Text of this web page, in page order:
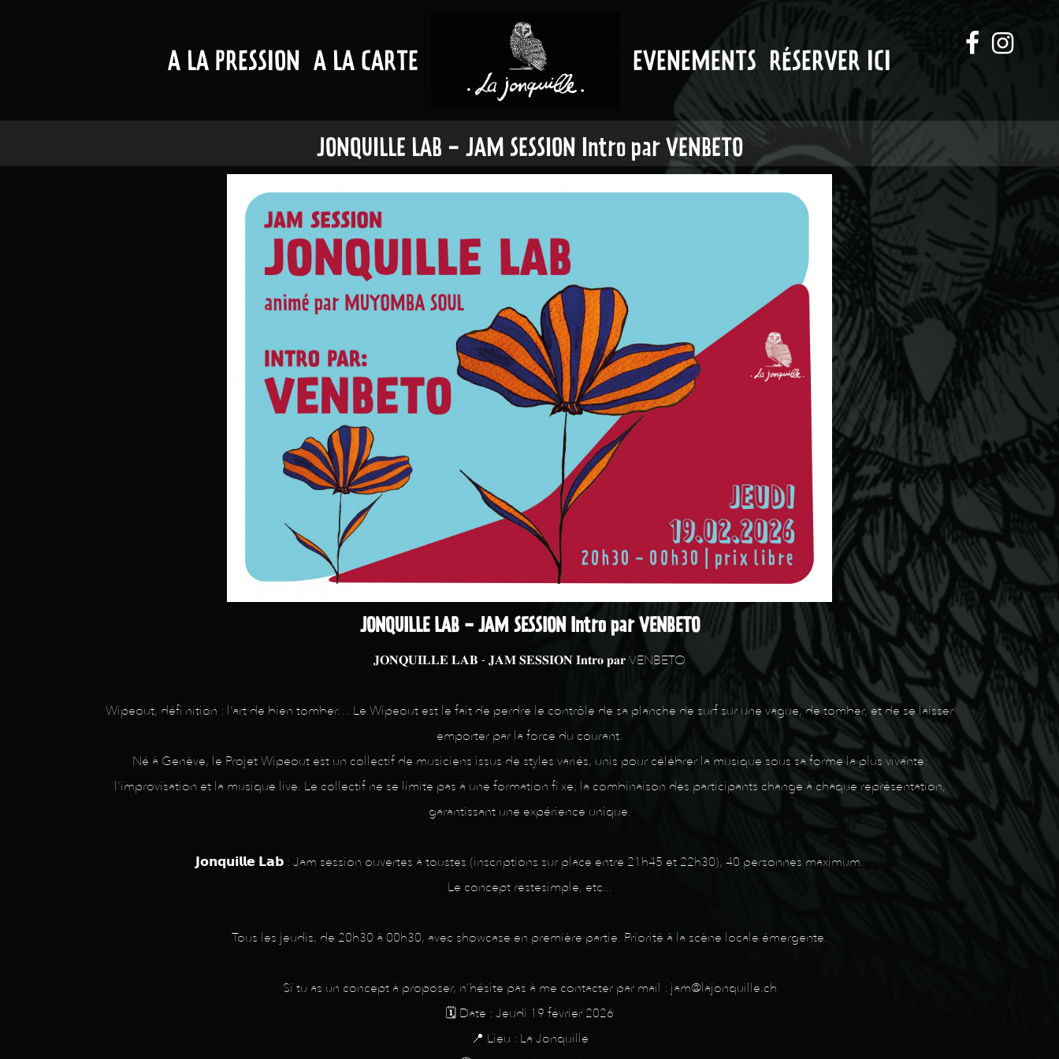
A LA PRESSION A LA CARTE EVENEMENTS RÉSERVER ICI
JONQUILLE LAB - JAM SESSION Intro par VENBETO
JONQUILLE LAB - JAM SESSION Intro par VENBETO
𝐉𝐎𝐍𝐐𝐔𝐈𝐋𝐋𝐄 𝐋𝐀𝐁 - 𝐉𝐀𝐌 𝐒𝐄𝐒𝐒𝐈𝐎𝐍 𝐈𝐧𝐭𝐫𝐨 𝐩𝐚𝐫 VENBETO
Wipeout, défi nition : l’art de bien tomber… Le Wipeout est le fait de perdre le contrôle de sa planche de surf sur une vague, de tomber, et de se laisser
emporter par la force du courant.
Né à Genève, le Projet Wipeout est un collectif de musiciens issus de styles variés, unis pour célébrer la musique sous sa forme la plus vivante:
l’improvisation et la musique live. Le collectif ne se limite pas à une formation fi xe; la combinaison des participants change à chaque représentation,
garantissant une expérience unique.
𝗝𝗼𝗻𝗾𝘂𝗶𝗹𝗹𝗲 𝗟𝗮𝗯 : Jam session ouvertes à toustes (inscriptions sur place entre 21h45 et 22h30), 40 personnes maximum.
Le concept restesimple, etc...
Tous les jeudis, de 20h30 à 00h30, avec showcase en première partie. Priorité à la scène locale émergente.
Si tu as un concept à proposer, n’hésite pas à me contacter par mail : jam@lajonquille.ch
🗓️ Date : Jeudi 19 février 2026
📍 Lieu : La Jonquille